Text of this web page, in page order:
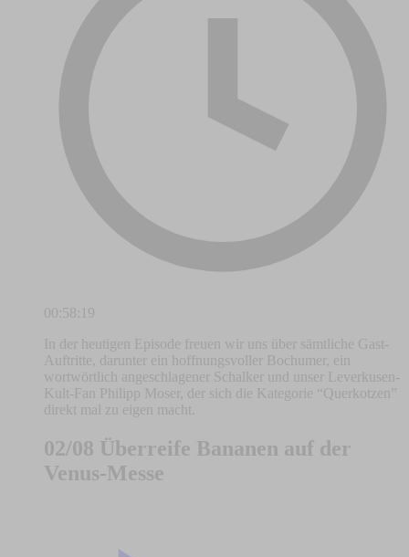
00:58:19
In der heutigen Episode freuen wir uns über sämtliche Gast-
Auftritte, darunter ein hoffnungsvoller Bochumer, ein
wortwörtlich angeschlagener Schalker und unser Leverkusen-
Kult-Fan Philipp Moser, der sich die Kategorie “Querkotzen”
direkt mal zu eigen macht.
02/08 Überreife Bananen auf der
Venus-Messe